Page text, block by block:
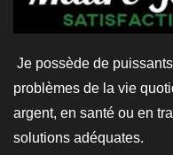
Je possède de
problèmes de la vie
argent, en santé ou en
solutions adéquates.